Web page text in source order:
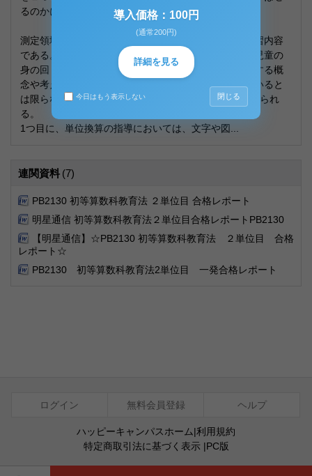
るのかについて、具体例を挙げて説明しなさい。
測定領域は、児童の日常生活に密接に関わる重要な学習内容
である。長さ、重さ、時間など、様々な量の概念は、児童の
身の回りにはびこっている。しかし、これらの量に関する概
念や考え方、測定方法などを、児童が十分に理解していると
は限らない。今日的な課題としては、以下の3点が挙げられ
る。
1つ目に、単位換算の指導においては、文字や図...
連関資料 (7)
PB2130 初等算数科教育法 ２単位目 合格レポート
明星通信 初等算数科教育法２単位目合格レポートPB2130
【明星通信】☆PB2130 初等算数科教育法 ２単位目 合格
レポート☆
PB2130 初等算数科教育法2単位目 一発合格レポート
ログイン 無料会員登録 ヘルプ
ハッピーキャンパスホーム|利用規約
特定商取引法に基づく表示|PC版
導入価格：100円
(通常200円)
詳細を見る
今日はもう表示しない 閉じる